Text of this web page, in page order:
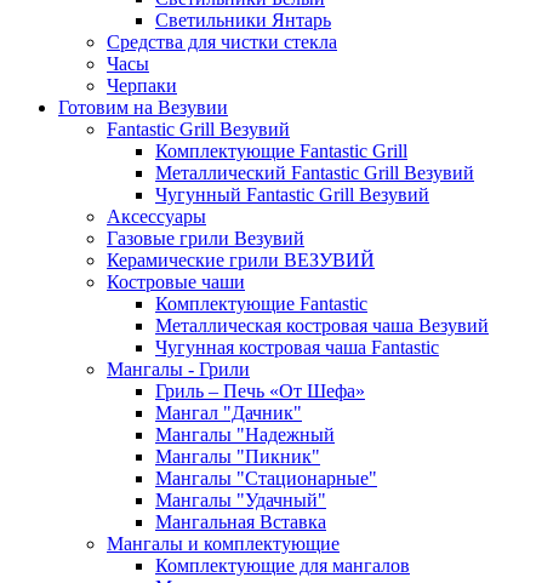
Светильники Янтарь
Средства для чистки стекла
Часы
Черпаки
Готовим на Везувии
Fantastic Grill Везувий
Комплектующие Fantastic Grill
Металлический Fantastic Grill Везувий
Чугунный Fantastic Grill Везувий
Аксессуары
Газовые грили Везувий
Керамические грили ВЕЗУВИЙ
Костровые чаши
Комплектующие Fantastic
Металлическая костровая чаша Везувий
Чугунная костровая чаша Fantastic
Мангалы - Грили
Гриль – Печь «От Шефа»
Мангал "Дачник"
Мангалы "Надежный
Мангалы "Пикник"
Мангалы "Стационарные"
Мангалы "Удачный"
Мангальная Вставка
Мангалы и комплектующие
Комплектующие для мангалов